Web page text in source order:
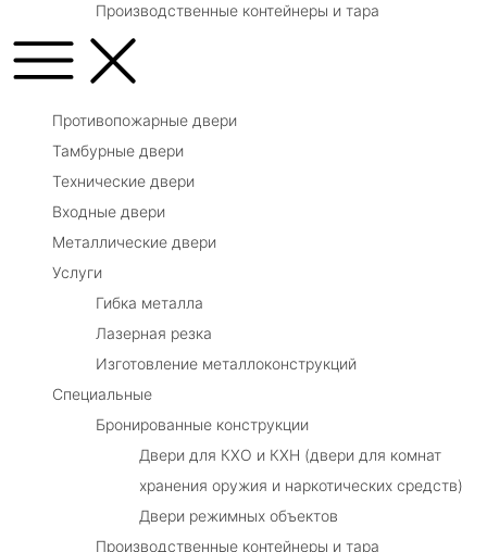
Производственные контейнеры и тара
Противопожарные двери
Тамбурные двери
Технические двери
Входные двери
Металлические двери
Услуги
Гибка металла
Лазерная резка
Изготовление металлоконструкций
Специальные
Бронированные конструкции
Двери для КХО и КХН (двери для комнат
хранения оружия и наркотических средств)
Двери режимных объектов
Производственные контейнеры и тара